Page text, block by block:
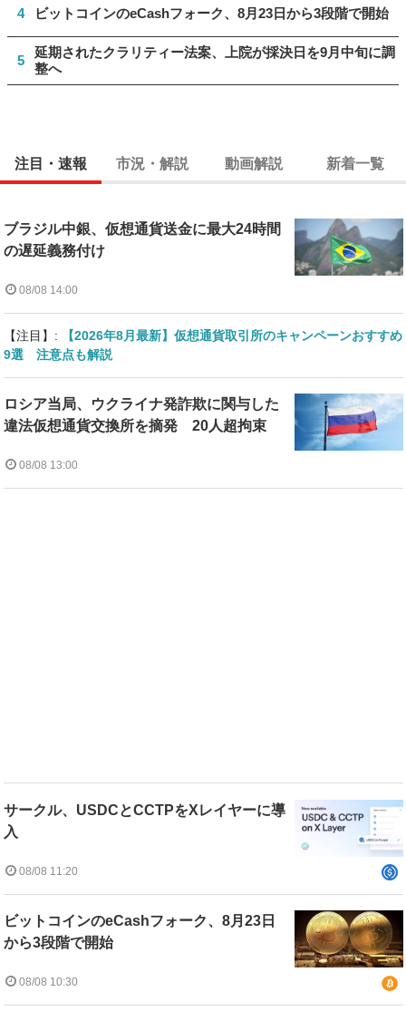
4 ビットコインのeCashフォーク、8月23日から3段階で開始
5
延期されたクラリティー法案、上院が採決日を9月中旬に調
整へ
注目・速報 市況・解説 動画解説 新着一覧
ブラジル中銀、仮想通貨送金に最大24時間
の遅延義務付け
08/08 14:00
【注目】:
【2026年8月最新】仮想通貨取引所のキャンペーンおすすめ
9選 注意点も解説
ロシア当局、ウクライナ発詐欺に関与した
違法仮想通貨交換所を摘発 20人超拘束
08/08 13:00
サークル、USDCとCCTPをXレイヤーに導
入
08/08 11:20
ビットコインのeCashフォーク、8月23日
から3段階で開始
08/08 10:30